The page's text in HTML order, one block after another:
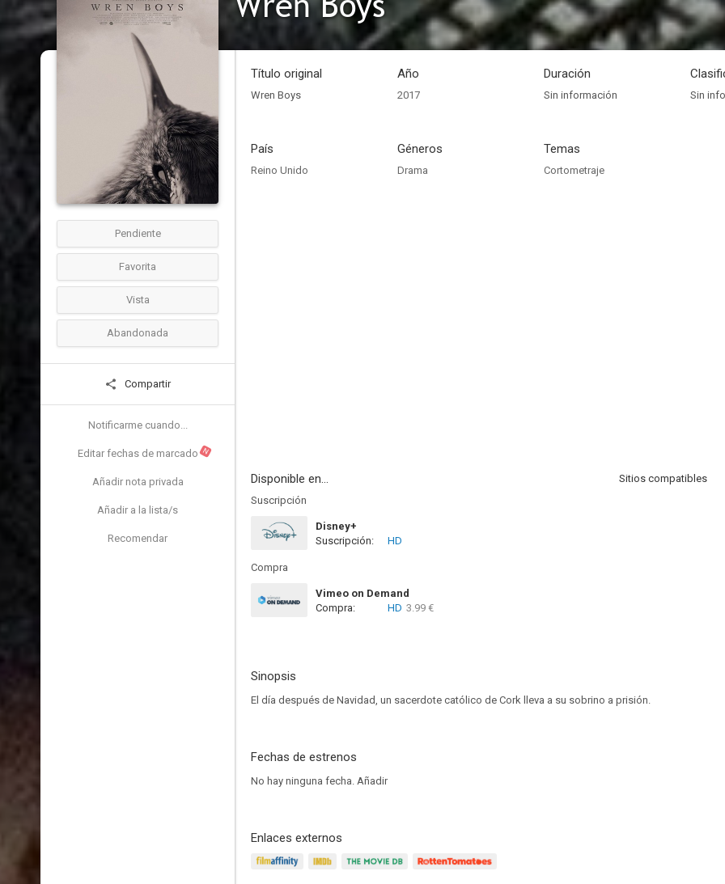
Pendiente
Favorita
Vista
Abandonada
Compartir
Notificarme cuando...
Editar fechas de marcado N
Añadir nota privada
Añadir a la lista/s
Recomendar
Título original
Wren Boys
Año
2017
Duración
Sin información Sin
País
Reino Unido
Géneros
Drama
Temas
Cortometraje
Disponible en...
Sitios compatibles
Suscripción
Disney+
Suscripción:
HD
Compra
Vimeo on Demand
Compra:
HD 3.99 €
Sinopsis
El día después de Navidad, un sacerdote católico de Cork lleva a su sobrino a prisión.
Fechas de estrenos
No hay ninguna fecha. Añadir
Enlaces externos